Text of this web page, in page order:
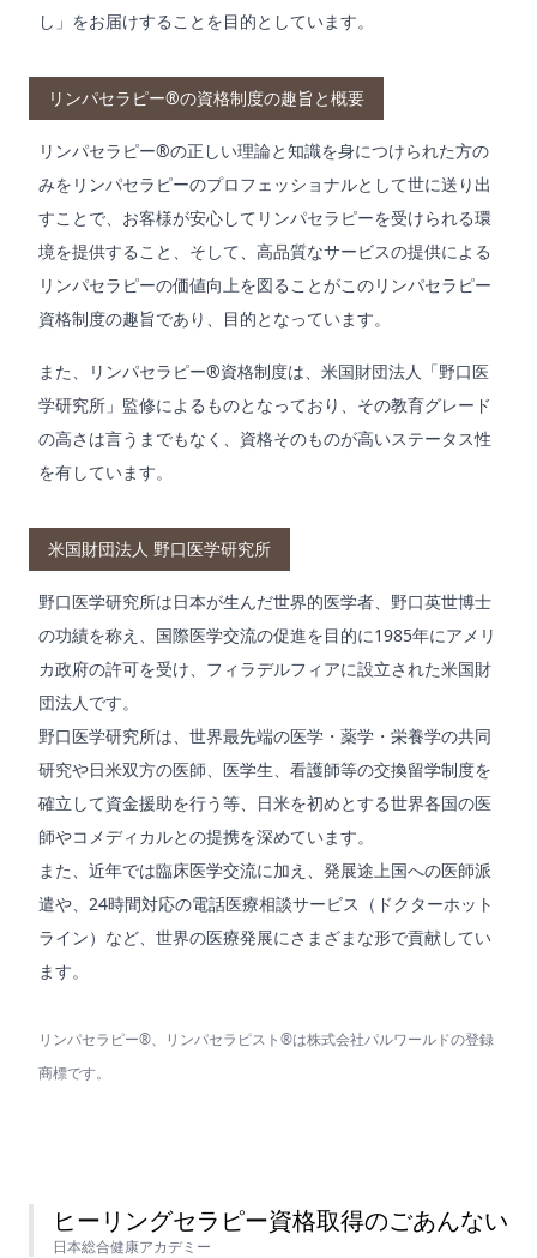
し」をお届けすることを目的としています。
リンパセラピー®の資格制度の趣旨と概要
リンパセラピー®の正しい理論と知識を身につけられた方の
みをリンパセラピーのプロフェッショナルとして世に送り出
すことで、お客様が安心してリンパセラピーを受けられる環
境を提供すること、そして、高品質なサービスの提供による
リンパセラピーの価値向上を図ることがこのリンパセラピー
資格制度の趣旨であり、目的となっています。
また、リンパセラピー®資格制度は、米国財団法人「野口医
学研究所」監修によるものとなっており、その教育グレード
の高さは言うまでもなく、資格そのものが高いステータス性
を有しています。
米国財団法人 野口医学研究所
野口医学研究所は日本が生んだ世界的医学者、野口英世博士
の功績を称え、国際医学交流の促進を目的に1985年にアメリ
カ政府の許可を受け、フィラデルフィアに設立された米国財
団法人です。
野口医学研究所は、世界最先端の医学・薬学・栄養学の共同
研究や日米双方の医師、医学生、看護師等の交換留学制度を
確立して資金援助を行う等、日米を初めとする世界各国の医
師やコメディカルとの提携を深めています。
また、近年では臨床医学交流に加え、発展途上国への医師派
遣や、24時間対応の電話医療相談サービス（ドクターホット
ライン）など、世界の医療発展にさまざまな形で貢献してい
ます。
リンパセラピー®、リンパセラピスト®は株式会社パルワールドの登録
商標です。
ヒーリングセラピー資格取得のごあんない
日本総合健康アカデミー